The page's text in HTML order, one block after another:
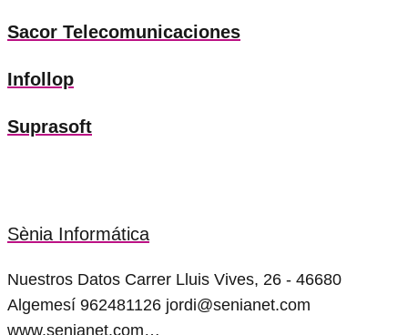
Sacor Telecomunicaciones
Infollop
Suprasoft
Sènia Informática
Nuestros Datos Carrer Lluis Vives, 26 - 46680
Algemesí 962481126 jordi@senianet.com
www.senianet.com…